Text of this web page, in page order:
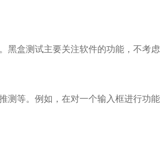
盒测试主要关注软件的功能，不考
等。例如，在对一个输入框进行功